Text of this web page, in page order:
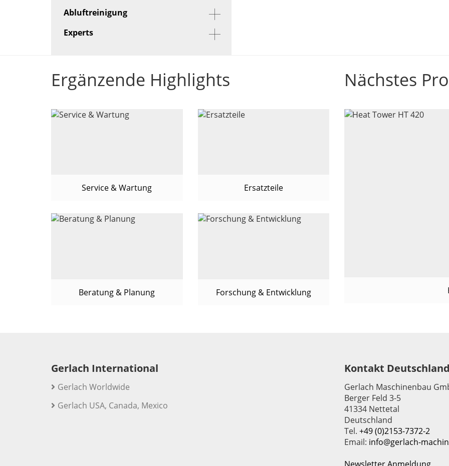
Abluftreinigung
Experts
Ergänzende Highlights
Service & Wartung Ersatzteile
Beratung & Planung Forschung & Entwicklung
Nächstes
Gerlach International
Gerlach Worldwide
Gerlach USA, Canada, Mexico
Kontakt Deutschland
Gerlach Maschinenbau
Berger Feld 3-5
41334 Nettetal
Deutschland
Tel. +49 (0)2153-7372-2
Email: info@gerlach-